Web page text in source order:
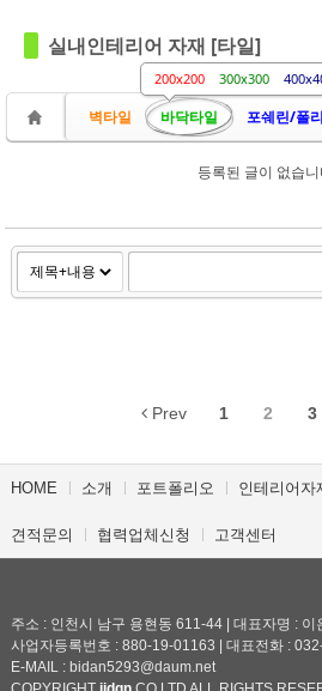
실내인테리어 자재 [타일]
벽타일 바닥타일
200x200 300x300
포쉐린/폴
등록된 글이 없습
Prev 1 2 3
HOME 소개 포트폴리오 인테리어자
견적문의 협력업체신청 고객센터
주소 : 인천시 남구 용현동 611-44 | 대표자명 : 이
사업자등록번호 : 880-19-01163 | 대표전화 :
E-MAIL : bidan5293@daum.net